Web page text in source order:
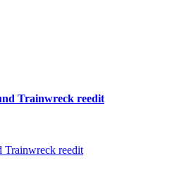
Trainwreck reedit
Trainwreck reedit